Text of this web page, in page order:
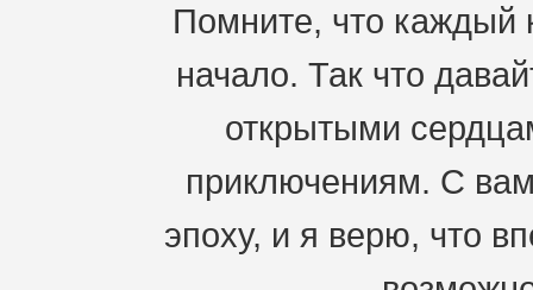
Помните, что каждый
начало. Так что
открытыми
приключениям. С
эпоху, и я верю, что